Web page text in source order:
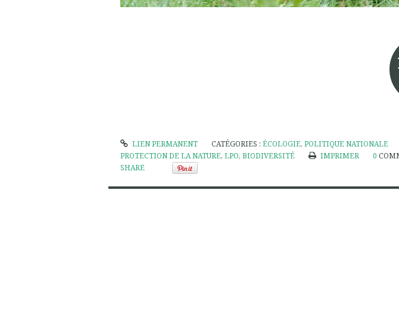
LIEN PERMANENT CATÉGORIES :ÉCOLOGIE,POLITIQUE NATIONALE
PROTECTION DE LA NATURE, LPO, BIODIVERSITÉ IMPRIMER 0
SHARE